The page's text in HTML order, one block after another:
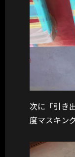
次に「引き
度マスキン